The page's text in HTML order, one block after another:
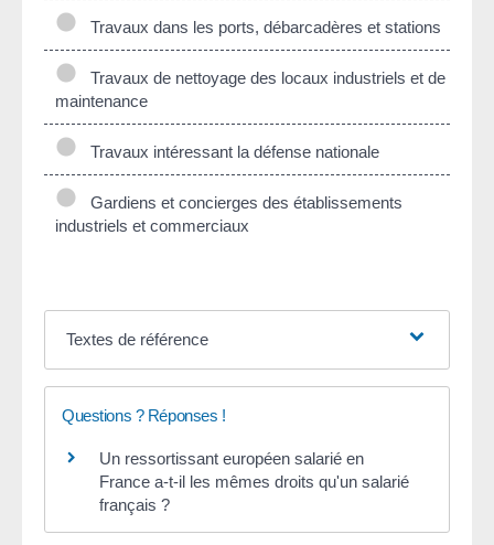
Travaux dans les ports, débarcadères et stations
Travaux de nettoyage des locaux industriels et de
maintenance
Travaux intéressant la défense nationale
Gardiens et concierges des établissements
industriels et commerciaux
Textes de référence
Questions ? Réponses !
Un ressortissant européen salarié en
France a-t-il les mêmes droits qu'un salarié
français ?